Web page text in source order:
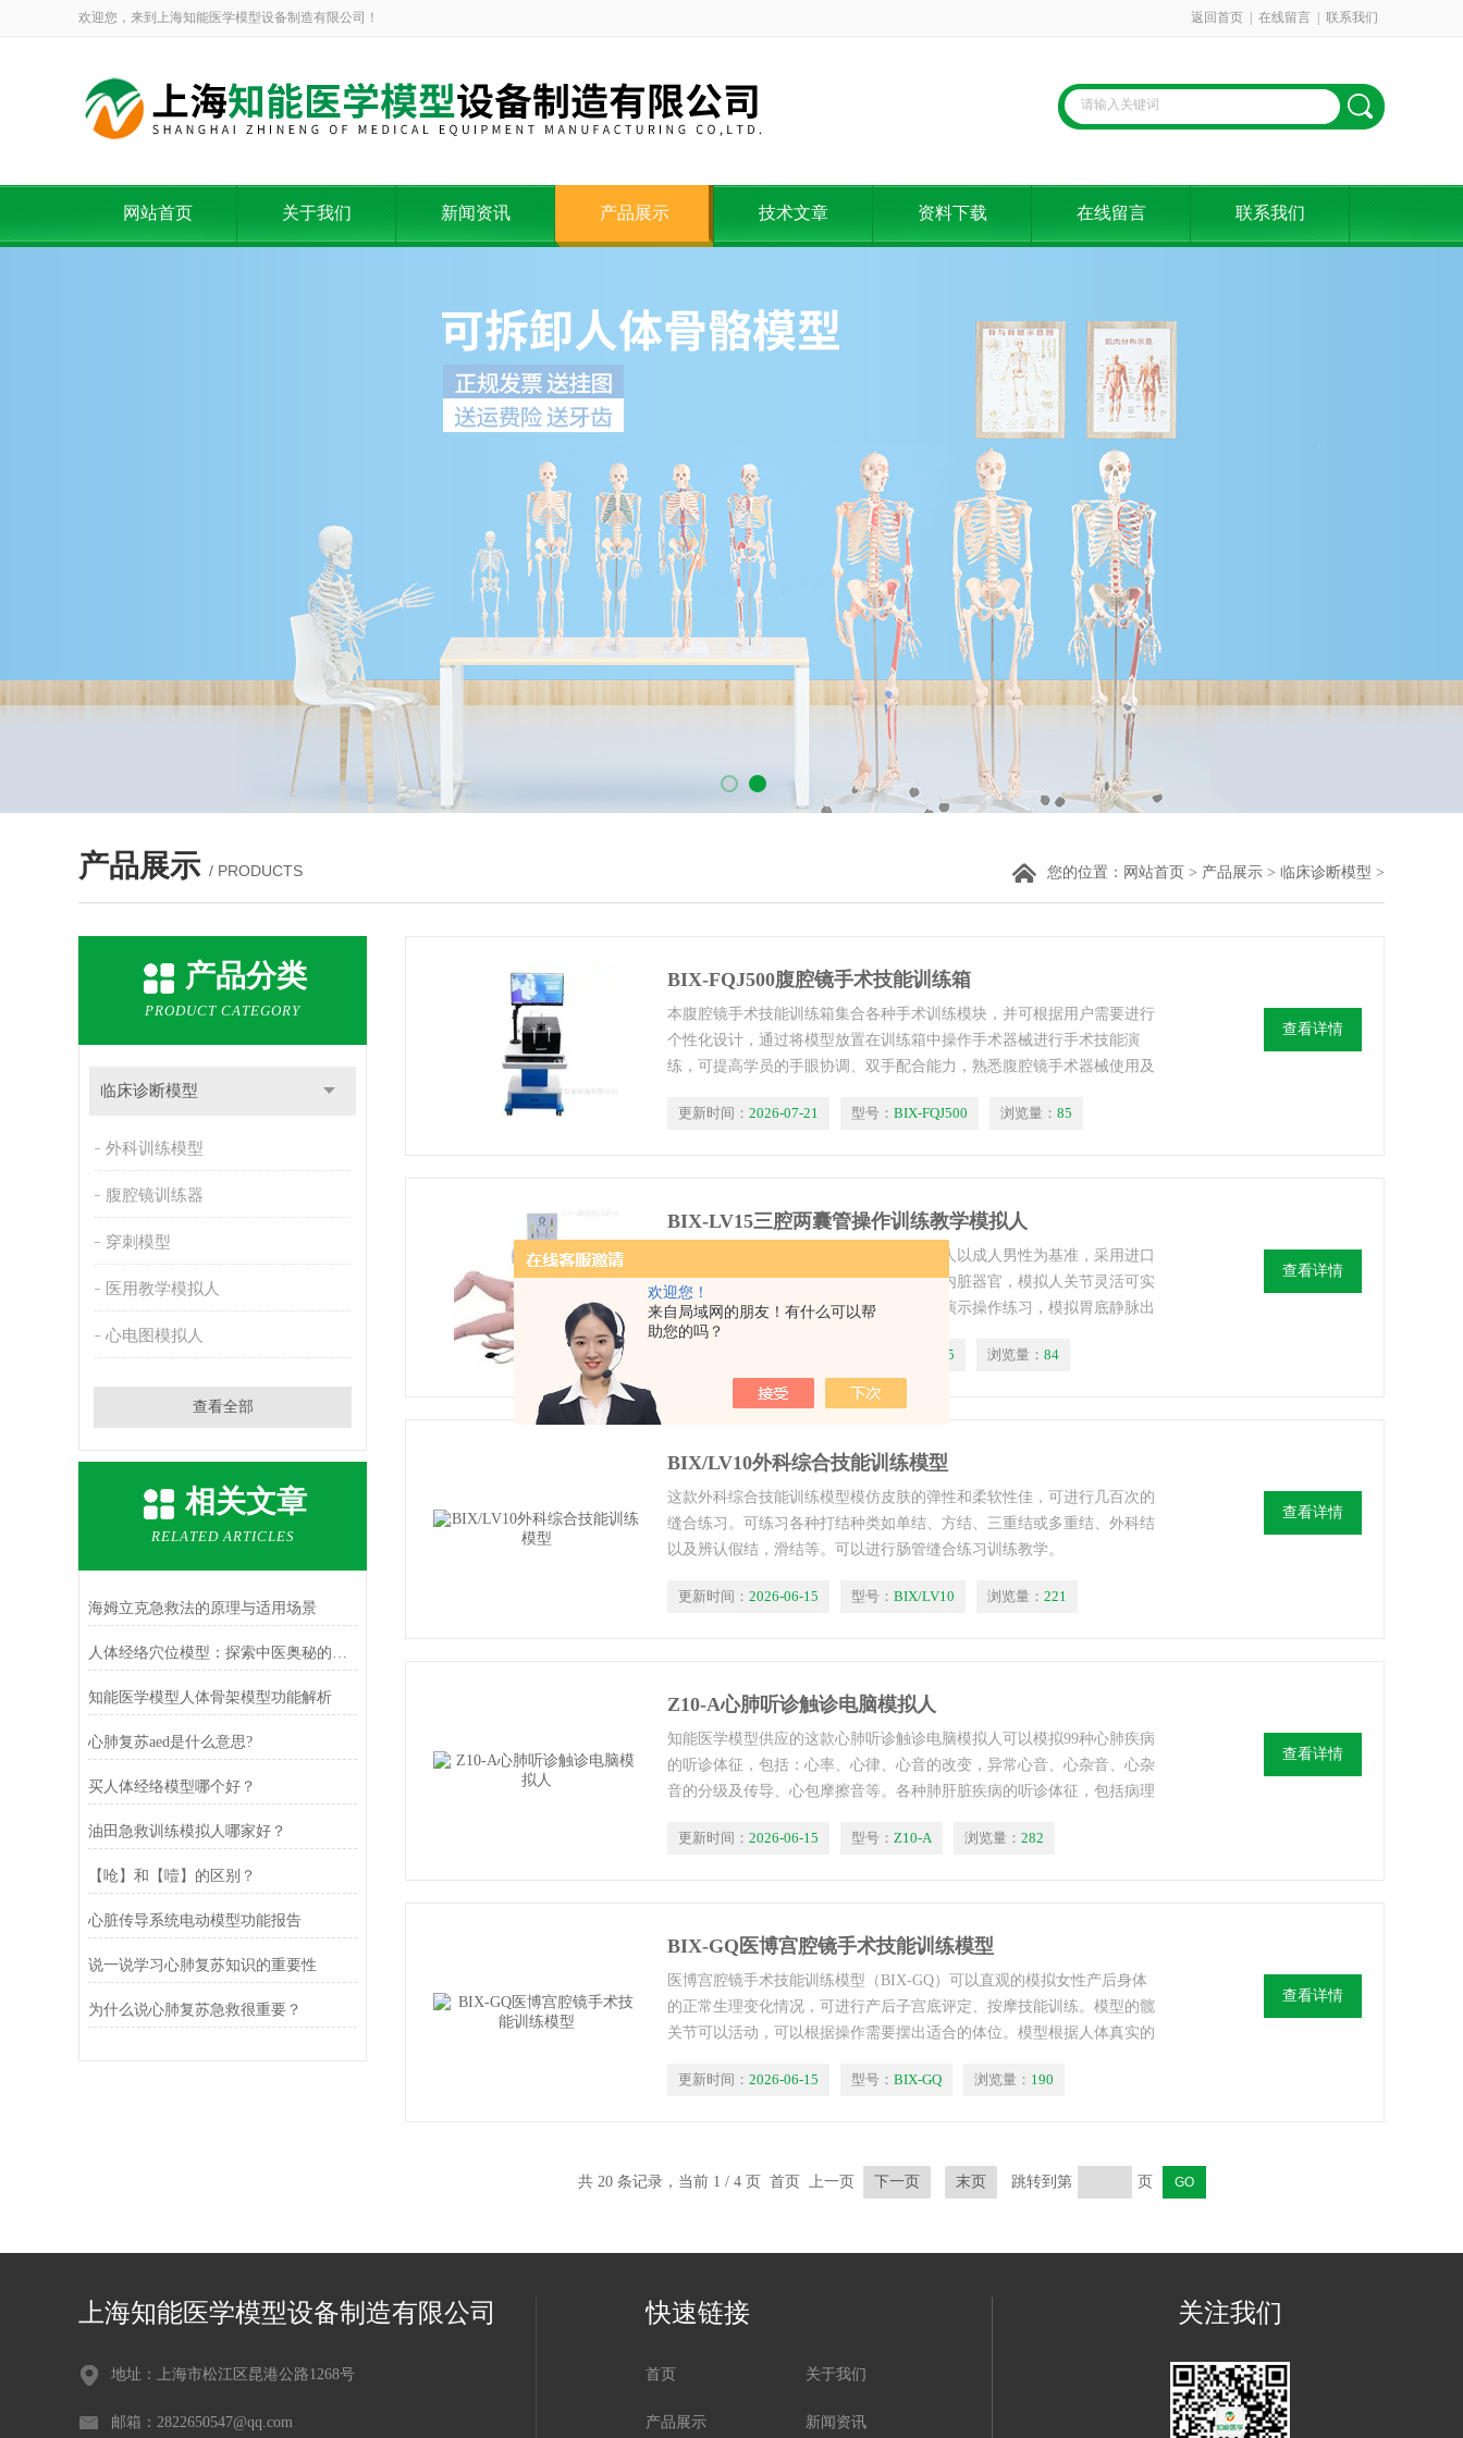
欢迎您！
来自局域网的朋友！有什么可以帮
助您的吗？
欢迎您，来到上海知能医学模型设备制造有限公司！ 返回首页 在线留言 联系我们
网站首页 关于我们 新闻资讯 产品展示 技术文章 资料下载 在线留言 联系我们
产品展示 / PRODUCTS 您的位置： 网站首页 > 产品展示 > 临床诊断模型 >
产品分类
PRODUCT CATEGORY
临床诊断模型
外科训练模型
腹腔镜训练器
穿刺模型
医用教学模拟人
心电图模拟人
查看全部
相关文章
RELATED ARTICLES
海姆立克急救法的原理与适用场景
人体经络穴位模型：探索中医奥秘的直观教具
知能医学模型人体骨架模型功能解析
心肺复苏aed是什么意思?
买人体经络模型哪个好？
油田急救训练模拟人哪家好？
【呛】和【噎】的区别？
心脏传导系统电动模型功能报告
说一说学习心肺复苏知识的重要性
为什么说心肺复苏急救很重要？
BIX-FQJ500腹腔镜手术技能训练箱
本腹腔镜手术技能训练箱集合各种手术训练模块，并可根据用户需要进行
个性化设计，通过将模型放置在训练箱中操作手术器械进行手术技能演
练，可提高学员的手眼协调、双手配合能力，熟悉腹腔镜手术器械使用及
更新时间： 2026-07-21 型号： BIX-FQJ500 浏览量： 85
查看详情
BIX-LV15三腔两囊管操作训练教学模拟人
知能医学款三腔两囊管操作训练教学模拟人以成人男性为基准，采用进口
热塑体混合胶材料制造，具有造型逼真的内脏器官，模拟人关节灵活可实
现各种体位，可以进行三腔两囊管压迫术演示操作练习，模拟胃底静脉出
血场景，在进行了正确的操作后即可有效止血，此外还可进行鼻饲、洗
胃、静脉注射、肌肉注射和皮下注射等练习。
BIX-LV15 浏览量： 84
查看详情
BIX/LV10外科综合技能训练模型
这款外科综合技能训练模型模仿皮肤的弹性和柔软性佳，可进行几百次的
缝合练习。可练习各种打结种类如单结、方结、三重结或多重结、外科结
以及辨认假结，滑结等。可以进行肠管缝合练习训练教学。
更新时间： 2026-06-15 型号： BIX/LV10 浏览量： 221
查看详情
Z10-A心肺听诊触诊电脑模拟人
知能医学模型供应的这款心肺听诊触诊电脑模拟人可以模拟99种心肺疾病
的听诊体征，包括：心率、心律、心音的改变，异常心音、心杂音、心杂
音的分级及传导、心包摩擦音等。各种肺肝脏疾病的听诊体征，包括病理
进行满肺或双肺对比听诊。
更新时间： 2026-06-15 型号： Z10-A 浏览量： 282
查看详情
BIX-GQ医博宫腔镜手术技能训练模型
医博宫腔镜手术技能训练模型（BIX-GQ）可以直观的模拟女性产后身体
的正常生理变化情况，可进行产后子宫底评定、按摩技能训练。模型的髋
关节可以活动，可以根据操作需要摆出适合的体位。模型根据人体真实的
子宫、产后第2日子宫、产后2周子宫、硬的收缩性良好的子宫、软的收缩
更新时间： 2026-06-15 型号： BIX-GQ 浏览量： 190
查看详情
共 20 条记录，当前 1 / 4 页 首页 上一页 下一页 末页 跳转到第 页
上海知能医学模型设备制造有限公司
地址：上海市松江区昆港公路1268号
邮箱：2822650547@qq.com
快速链接
首页 关于我们
产品展示 新闻资讯
关注我们